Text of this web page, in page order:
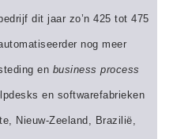
dit jaar zo’n 425 tot 475
nog meer
en business process
en softwarefabrieken
Nieuw-Zeeland, Brazilië,